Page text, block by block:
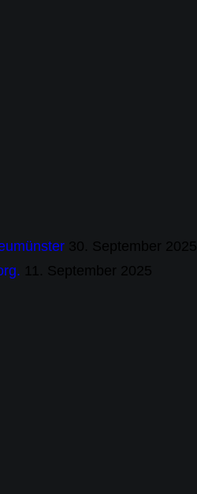
30. September 2025
11. September 2025